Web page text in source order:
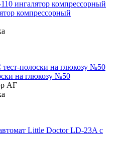
компрессорный
на глюкозу №50
АГ